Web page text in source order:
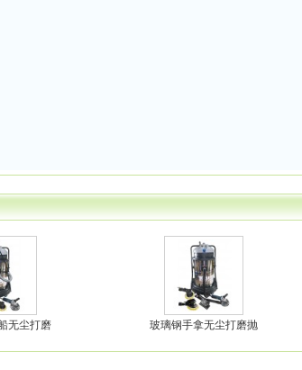
无尘打磨 玻璃钢手拿无尘打磨抛